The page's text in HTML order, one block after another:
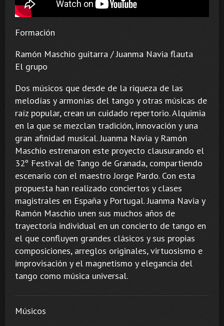
Formación
Ramón Maschio guitarra / Juanma Navia flauta
El grupo
Dos músicos que desde de la riqueza de las
melodías y armonías del tango y otras músicas de
raíz popular, crean un cuidado repertorio. Alquimia
en la que se mezclan tradición, innovación y una
gran afinidad musical. Juanma Navia y Ramón
Maschio estrenaron este proyecto clausurando el
32º Festival de Tango de Granada, compartiendo
escenario con el maestro Jorge Pardo. Con esta
propuesta han realizado conciertos y clases
magistrales en España y Portugal. Juanma Navia y
Ramón Maschio unen sus muchos años de
trayectoria individual en un concierto de tango en
el que confluyen grandes clásicos y sus propias
composiciones, arreglos originales, virtuosismo e
improvisación y el magnetismo y elegancia del
tango como música universal.
Músicos